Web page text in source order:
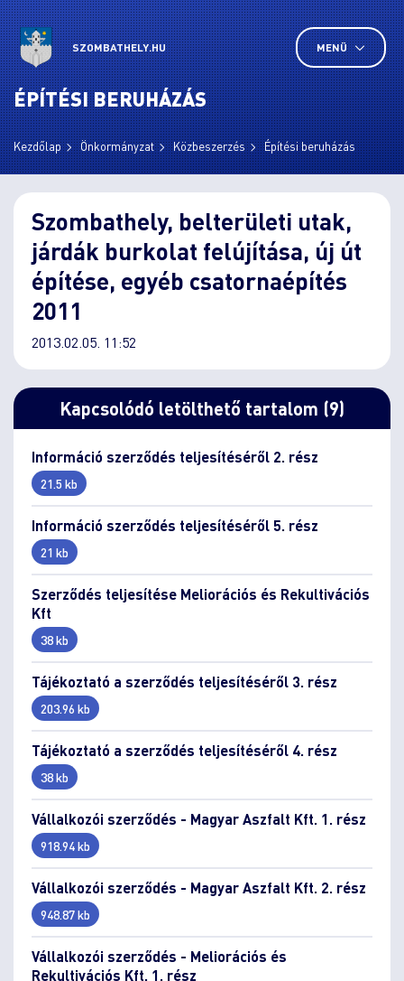
SZOMBATHELY.HU MENÜ
ÉPÍTÉSI BERUHÁZÁS
Kezdőlap Önkormányzat Közbeszerzés Építési beruházás
Szombathely, belterületi utak,
járdák burkolat felújítása, új út
építése, egyéb csatornaépítés
2011
2013.02.05. 11:52
Kapcsolódó letölthető tartalom (9)
Információ szerződés teljesítéséről 2. rész
21.5 kb
Információ szerződés teljesítéséről 5. rész
21 kb
Szerződés teljesítése Meliorációs és Rekultivációs
Kft
38 kb
Tájékoztató a szerződés teljesítéséről 3. rész
203.96 kb
Tájékoztató a szerződés teljesítéséről 4. rész
38 kb
Vállalkozói szerződés - Magyar Aszfalt Kft. 1. rész
918.94 kb
Vállalkozói szerződés - Magyar Aszfalt Kft. 2. rész
948.87 kb
Vállalkozói szerződés - Meliorációs és
Rekultivációs Kft. 1. rész